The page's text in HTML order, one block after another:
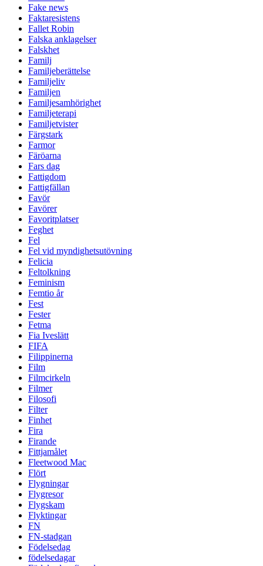
Fake news
Faktaresistens
Fallet Robin
Falska anklagelser
Falskhet
Familj
Familjeberättelse
Familjeliv
Familjen
Familjesamhörighet
Familjeterapi
Familjetvister
Färgstark
Farmor
Färöarna
Fars dag
Fattigdom
Fattigfällan
Favör
Favörer
Favoritplatser
Feghet
Fel
Fel vid myndighetsutövning
Felicia
Feltolkning
Feminism
Femtio år
Fest
Fester
Fetma
Fia Iveslätt
FIFA
Filippinerna
Film
Filmcirkeln
Filmer
Filosofi
Filter
Finhet
Fira
Firande
Fittjamålet
Fleetwood Mac
Flört
Flygningar
Flygresor
Flygskam
Flyktingar
FN
FN-stadgan
Födelsedag
födelsedagar